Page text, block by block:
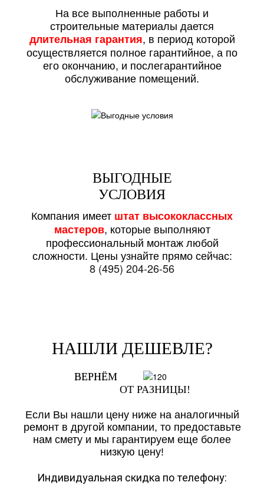
На все выполненные работы и
строительные материалы дается
длительная гарантия, в период которой
осуществляется полное гарантийное, а по
его окончанию, и послегарантийное
обслуживание помещений.
ВЫГОДНЫЕ
УСЛОВИЯ
Компания имеет штат высококлассных
мастеров, которые выполняют
профессиональный монтаж любой
сложности. Цены узнайте прямо сейчас:
8 (495) 204-26-56
НАШЛИ ДЕШЕВЛЕ?
ВЕРНЁМ
ОТ РАЗНИЦЫ!
Если Вы нашли цену ниже на аналогичный
ремонт в другой компании, то предоставьте
нам смету и мы гарантируем еще более
низкую цену!
Индивидуальная скидка по телефону: